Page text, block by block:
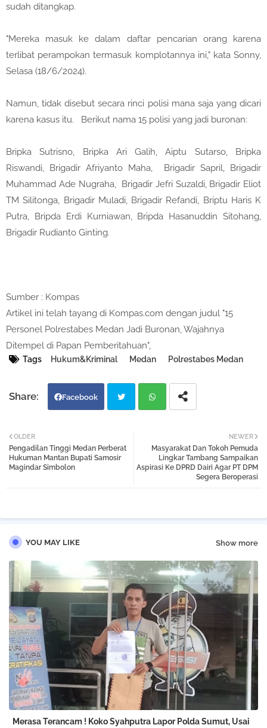
sudah ditangkap.
"Mereka masuk ke dalam daftar pencarian orang karena
terlibat perampokan termasuk komplotannya ini," kata Sonny,
Selasa (18/6/2024).
Namun, tidak disebut secara rinci polisi mana saja yang dicari
karena kasus itu. Berikut nama 15 polisi yang jadi buronan:
Bripka Sutrisno, Bripka Ari Galih, Aiptu Sutarso, Bripka
Riswandi, Brigadir Afriyanto Maha, Brigadir Sapril, Brigadir
Muhammad Ade Nugraha, Brigadir Jefri Suzaldi, Brigadir Eliot
TM Silitonga, Brigadir Muladi, Brigadir Refandi, Briptu Haris K
Putra, Bripda Erdi Kurniawan, Bripda Hasanuddin Sitohang,
Brigadir Rudianto Ginting.
Sumber : Kompas
Artikel ini telah tayang di Kompas.com dengan judul "15
Personel Polrestabes Medan Jadi Buronan, Wajahnya
Ditempel di Papan Pemberitahuan",
Tags Hukum&Kriminal Medan Polrestabes Medan
Facebook
tter atsa
NEWER
Masyarakat Dan Tokoh Pemuda
Lingkar Tambang Sampaikan
Aspirasi Ke DPRD Dairi Agar PT DPM
Segera Beroperasi
OLDER
Pengadilan Tinggi Medan Perberat
Hukuman Mantan Bupati Samosir
Magindar Simbolon
YOU MAY LIKE Show more
Merasa Terancam ! Koko Syahputra Lapor Polda Sumut, Usai